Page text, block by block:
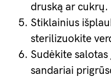
druską ar cukrų.
Stiklainius
sterilizuokite
Sudėkite
sandariai